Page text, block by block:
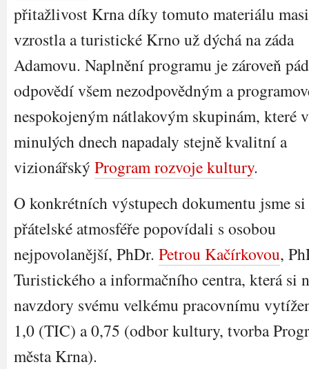
přitažlivost Krna díky tomuto materiálu
vzrostla a turistické Krno už dýchá na záda
Adamovu. Naplnění programu je zároveň
odpovědí všem nezodpovědným a
nespokojeným nátlakovým skupinám, které v
minulých dnech napadaly stejně kvalitní a
vizionářský Program rozvoje kultury.
O konkrétních výstupech dokumentu jsme
přátelské atmosféře popovídali s osobou
nejpovolanější, PhDr. Petrou Kačírkovou,
Turistického a informačního centra, která si
navzdory svému velkému pracovnímu
1,0 (TIC) a 0,75 (odbor kultury, tvorba
města Krna).